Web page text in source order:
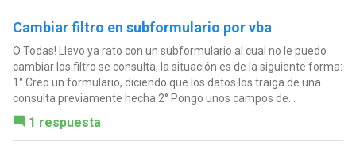
Cambiar filtro en subformulario por vba
O Todas! Llevo ya rato con un subformulario al cual no le puedo
cambiar los filtro se consulta, la situación es de la siguiente forma:
1° Creo un formulario, diciendo que los datos los traiga de una
consulta previamente hecha 2° Pongo unos campos de...
1 respuesta